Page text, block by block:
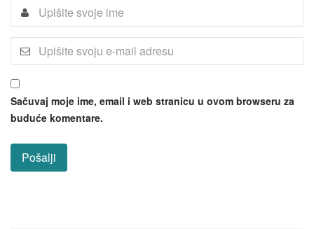
Sačuvaj moje ime, email i web stranicu u ovom browseru za
buduće komentare.